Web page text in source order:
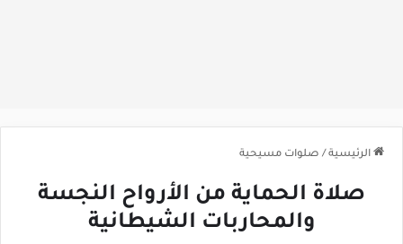
الرئيسية / صلوات مسيحية
صلاة الحماية من الأرواح النجسة
والمحاربات الشيطانية